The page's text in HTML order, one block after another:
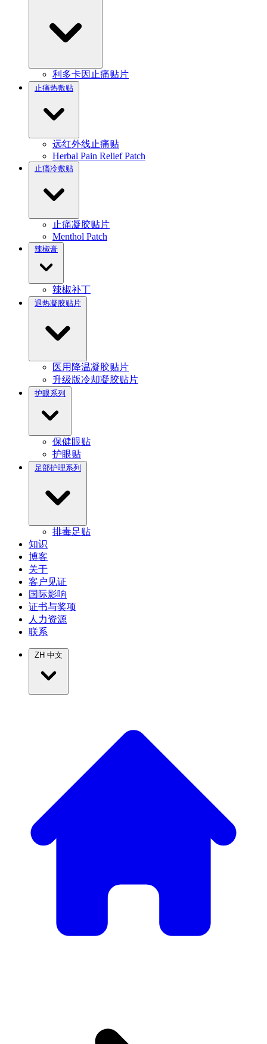
利多卡因止痛贴片
止痛热敷贴
远红外线止痛贴
Herbal Pain Relief Patch
止痛冷敷贴
止痛凝胶贴片
Menthol Patch
辣椒膏
辣椒补丁
退热凝胶贴片
医用降温凝胶贴片
升级版冷却凝胶贴片
护眼系列
保健眼贴
护眼贴
足部护理系列
排毒足贴
知识
博客
关于
客户见证
国际影响
证书与奖项
人力资源
联系
ZH 中文